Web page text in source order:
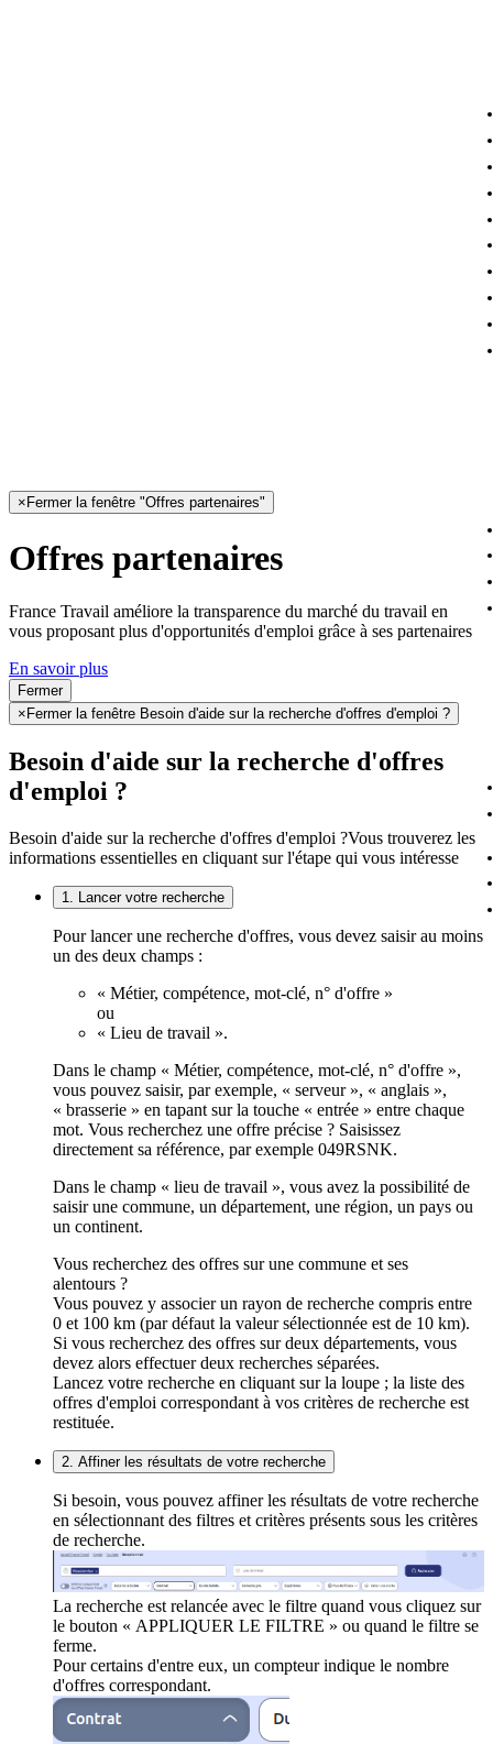
× Fermer la fenêtre "Offres partenaires"
Offres partenaires
France Travail améliore la transparence du marché du travail en
vous proposant plus d'opportunités d'emploi grâce à ses partenaires
En savoir plus
Fermer
× Fermer la fenêtre Besoin d'aide sur la recherche d'offres d'emploi ?
Besoin d'aide sur la recherche d'offres
d'emploi ?
Besoin d'aide sur la recherche d'offres d'emploi ?Vous trouverez les
informations essentielles en cliquant sur l'étape qui vous intéresse
1. Lancer votre recherche
Pour lancer une recherche d'offres, vous devez saisir au moins
un des deux champs :
« Métier, compétence, mot-clé, n° d'offre »
ou
« Lieu de travail ».
Dans le champ « Métier, compétence, mot-clé, n° d'offre »,
vous pouvez saisir, par exemple, « serveur », « anglais »,
« brasserie » en tapant sur la touche « entrée » entre chaque
mot. Vous recherchez une offre précise ? Saisissez
directement sa référence, par exemple 049RSNK.
Dans le champ « lieu de travail », vous avez la possibilité de
saisir une commune, un département, une région, un pays ou
un continent.
Vous recherchez des offres sur une commune et ses
alentours ?
Vous pouvez y associer un rayon de recherche compris entre
0 et 100 km (par défaut la valeur sélectionnée est de 10 km).
Si vous recherchez des offres sur deux départements, vous
devez alors effectuer deux recherches séparées.
Lancez votre recherche en cliquant sur la loupe ; la liste des
offres d'emploi correspondant à vos critères de recherche est
restituée.
2. Affiner les résultats de votre recherche
Si besoin, vous pouvez affiner les résultats de votre recherche
en sélectionnant des filtres et critères présents sous les critères
de recherche.
La recherche est relancée avec le filtre quand vous cliquez sur
le bouton « APPLIQUER LE FILTRE » ou quand le filtre se
ferme.
Pour certains d'entre eux, un compteur indique le nombre
d'offres correspondant.